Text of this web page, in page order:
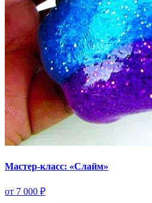
Мастер-класс: «Слайм»
от 7 000 ₽